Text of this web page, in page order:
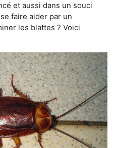
et aussi dans un souci
faire aider par un
les blattes ? Voici